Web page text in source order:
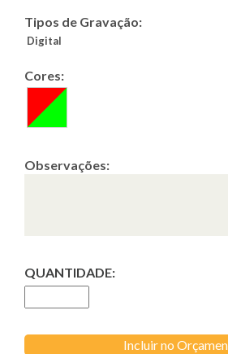
Tipos de Gravação:
Digital
Cores:
Observações:
QUANTIDADE:
Incluir no